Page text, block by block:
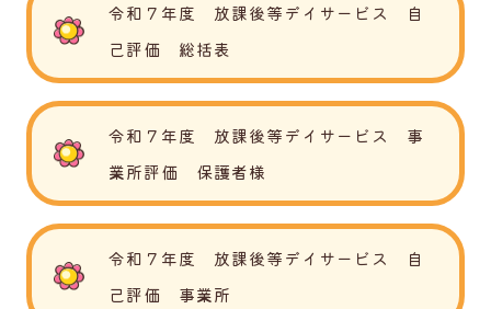
令和７年度 放課後等デイサービス 自
己評価 総括表
令和７年度 放課後等デイサービス 事
業所評価 保護者様
令和７年度 放課後等デイサービス 自
己評価 事業所